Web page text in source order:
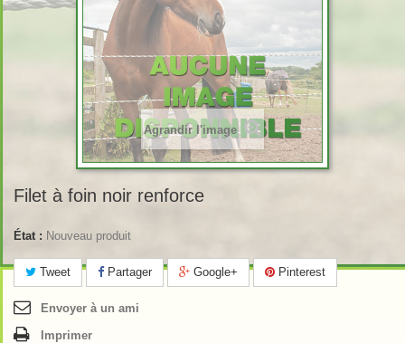
Agrandir l'image
Filet à foin noir renforce
État : Nouveau produit
Tweet Partager Google+ Pinterest
Envoyer à un ami
Imprimer